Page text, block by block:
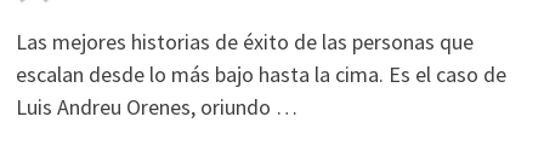
Las mejores historias de éxito de las personas que
escalan desde lo más bajo hasta la cima. Es el caso de
Luis Andreu Orenes, oriundo …